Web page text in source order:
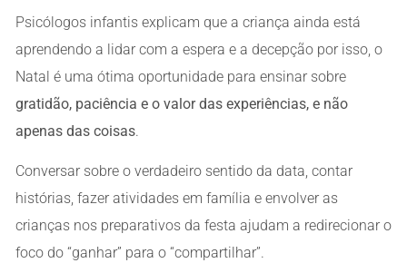
Psicólogos infantis explicam que a criança ainda está
aprendendo a lidar com a espera e a decepção por isso, o
Natal é uma ótima oportunidade para ensinar sobre
gratidão, paciência e o valor das experiências, e não
apenas das coisas.
Conversar sobre o verdadeiro sentido da data, contar
histórias, fazer atividades em família e envolver as
crianças nos preparativos da festa ajudam a redirecionar o
foco do “ganhar” para o “compartilhar”.